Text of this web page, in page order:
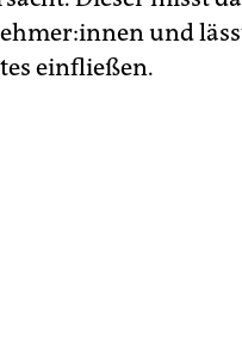
und
einfließen.